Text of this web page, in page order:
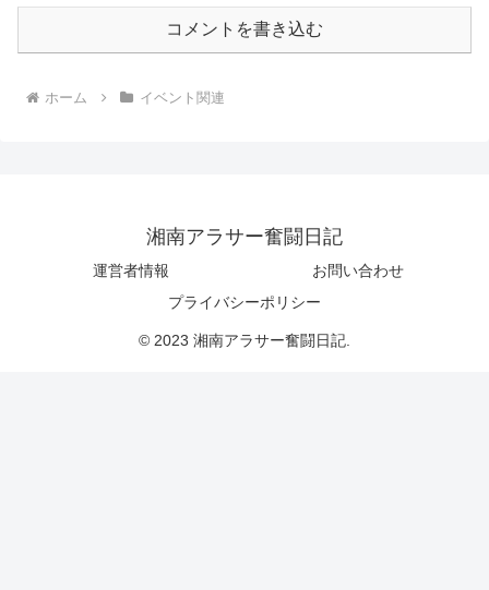
コメントを書き込む
ホーム イベント関連
湘南アラサー奮闘日記
運営者情報
お問い合わせ
プライバシーポリシー
© 2023 湘南アラサー奮闘日記.